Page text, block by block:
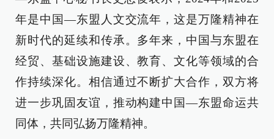
年是中国—东盟人文交流年，这是万隆精神在
新时代的延续和传承。多年来，中国与东盟在
经贸、基础设施建设、教育、文化等领域的合
作持续深化。相信通过不断扩大合作，双方将
进一步巩固友谊，推动构建中国—东盟命运共
同体，共同弘扬万隆精神。